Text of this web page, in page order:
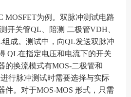
MOSFET为例。双脉冲测试电路
开关管QL、陪测 二极管VDH、
成。测试中，向QL发送双脉冲
QL在指定电压和电流下的开关
的换流模式有MOS-二极管和
行脉冲测试时需要选择与实际
件。对于MOS-MOS 形式，只需